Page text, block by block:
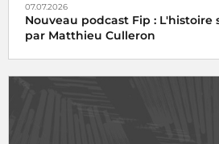
07.07.2026
Nouveau podcast Fip : L'histoire
par Matthieu Culleron